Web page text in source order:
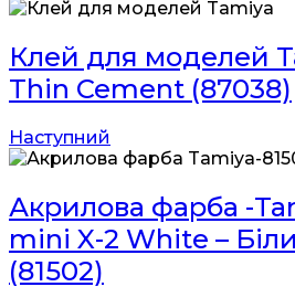
Клей для моделей
Thin Cement (87038)
Наступний
Акрилова фарба -
mini X-2 White –
(81502)